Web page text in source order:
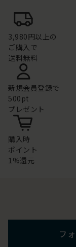
3,980円以上の
ご購入で
送料無料
新規会員登録で
500pt
プレゼント
購入時
ポイント
1%還元
フ